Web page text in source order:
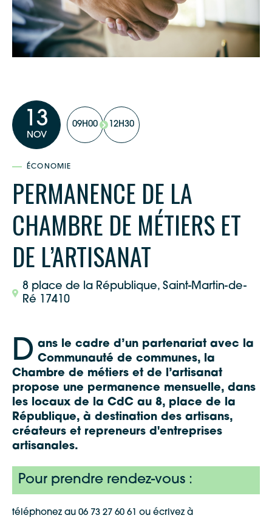
13
NOV
09H00 12H30
ÉCONOMIE
PERMANENCE DE LA
CHAMBRE DE MÉTIERS ET
DE L’ARTISANAT
8 place de la République, Saint-Martin-de-
Ré 17410
D ans le cadre d’un partenariat avec la
Communauté de communes, la
Chambre de métiers et de l’artisanat
propose une permanence mensuelle, dans
les locaux de la CdC au 8, place de la
République, à destination des artisans,
créateurs et repreneurs d'entreprises
artisanales.
Pour prendre rendez-vous :
téléphonez au 06 73 27 60 61 ou écrivez à